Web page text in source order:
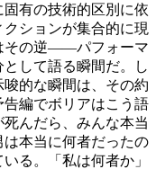
有の技術的区別に依
ションが集合的に現
その逆——パフォーマ
して語る瞬間だ。し
的な瞬間は、その約
編でボリアはこう語
んだら、みんな本当
本当に何者だったの
る。「私は何者か」